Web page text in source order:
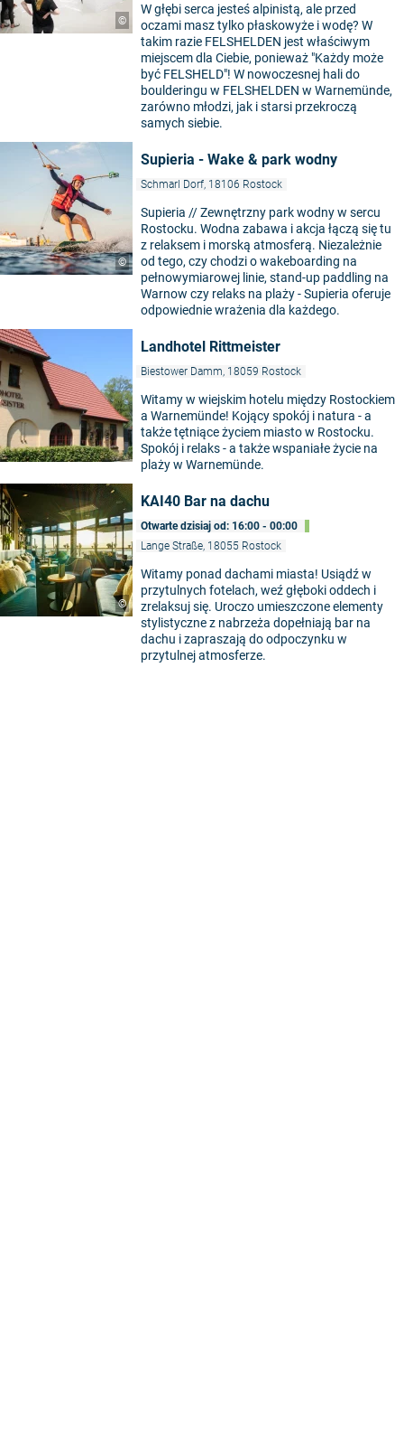
©
W głębi serca jesteś alpinistą, ale przed
oczami masz tylko płaskowyże i wodę? W
takim razie FELSHELDEN jest właściwym
miejscem dla Ciebie, ponieważ "Każdy może
być FELSHELD"! W nowoczesnej hali do
boulderingu w FELSHELDEN w Warnemünde,
zarówno młodzi, jak i starsi przekroczą
samych siebie.
©
Supieria - Wake & park wodny
Schmarl Dorf, 18106 Rostock
Supieria // Zewnętrzny park wodny w sercu
Rostocku. Wodna zabawa i akcja łączą się tu
z relaksem i morską atmosferą. Niezależnie
od tego, czy chodzi o wakeboarding na
pełnowymiarowej linie, stand-up paddling na
Warnow czy relaks na plaży - Supieria oferuje
odpowiednie wrażenia dla każdego.
Landhotel Rittmeister
Biestower Damm, 18059 Rostock
Witamy w wiejskim hotelu między Rostockiem
a Warnemünde! Kojący spokój i natura - a
także tętniące życiem miasto w Rostocku.
Spokój i relaks - a także wspaniałe życie na
plaży w Warnemünde.
©
KAI40 Bar na dachu
Otwarte dzisiaj od: 16:00 - 00:00
Lange Straße, 18055 Rostock
Witamy ponad dachami miasta! Usiądź w
przytulnych fotelach, weź głęboki oddech i
zrelaksuj się. Uroczo umieszczone elementy
stylistyczne z nabrzeża dopełniają bar na
dachu i zapraszają do odpoczynku w
przytulnej atmosferze.